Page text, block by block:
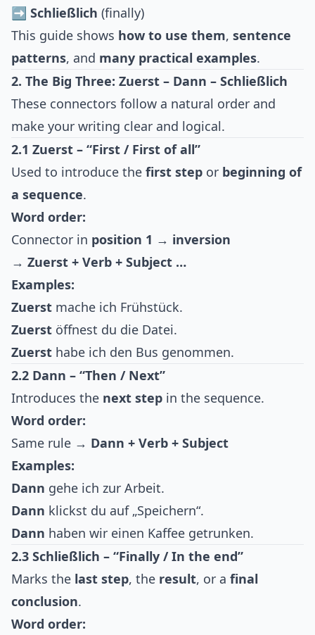
➡️ Schließlich (finally)
This guide shows how to use them, sentence
patterns, and many practical examples.
2. The Big Three: Zuerst – Dann – Schließlich
These connectors follow a natural order and
make your writing clear and logical.
2.1 Zuerst – “First / First of all”
Used to introduce the first step or beginning of
a sequence.
Word order:
Connector in position 1 → inversion
→ Zuerst + Verb + Subject …
Examples:
Zuerst mache ich Frühstück.
Zuerst öffnest du die Datei.
Zuerst habe ich den Bus genommen.
2.2 Dann – “Then / Next”
Introduces the next step in the sequence.
Word order:
Same rule → Dann + Verb + Subject
Examples:
Dann gehe ich zur Arbeit.
Dann klickst du auf „Speichern“.
Dann haben wir einen Kaffee getrunken.
2.3 Schließlich – “Finally / In the end”
Marks the last step, the result, or a final
conclusion.
Word order: